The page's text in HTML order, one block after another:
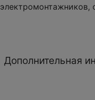
электромонтажников,
Дополнительная